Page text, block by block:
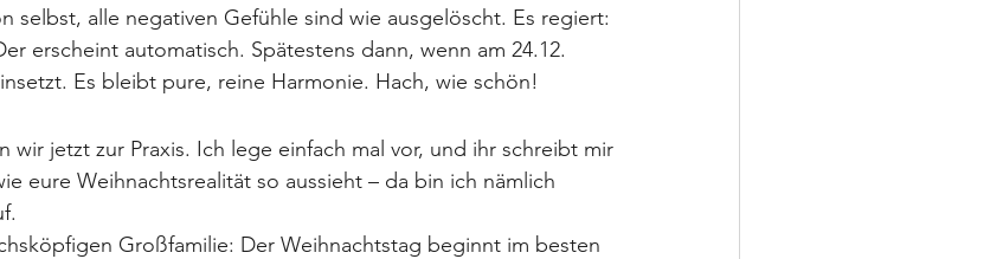
selbst, alle negativen Gefühle sind wie ausgelöscht. Es regiert:
erscheint automatisch. Spätestens dann, wenn am 24.12.
Es bleibt pure, reine Harmonie. Hach, wie schön!
wir jetzt zur Praxis. Ich lege einfach mal vor, und ihr schreibt mir
eure Weihnachtsrealität so aussieht – da bin ich nämlich
Großfamilie: Der Weihnachtstag beginnt im besten